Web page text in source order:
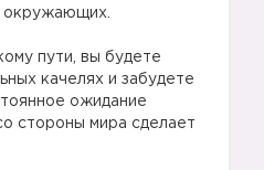
окружающих.
пути, вы будете
качелях и забудете
ожидание
стороны мира сделает